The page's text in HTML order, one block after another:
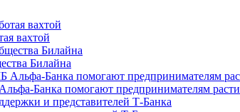
вахтой
Билайна
Банка помогают предпринимателям расти